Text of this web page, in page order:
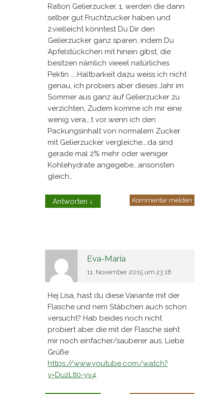
Ration Gelierzucker, 1, werden die dann
selber gut Fruchtzucker haben und
2.vielleicht könntest Du Dir den
Gelierzucker ganz sparen, indem Du
Apfelstückchen mit hinein gibst, die
besitzen nämlich vieeel natürliches
Pektin …..Haltbarkeit dazu weiss ich nicht
genau, ich probiers aber dieses Jahr im
Sommer aus ganz auf Gelierzucker zu
verzichten, Zudem komme ich mir eine
wenig vera….t vor..wenn ich den
Packungsinhalt von normalem Zucker
mit Gelierzucker vergleiche….da sind
gerade mal 2% mehr oder weniger
Kohlehydrate angegebe,..ansonsten
gleich…
Antworten ↓ Kommentar melden
Eva-Maria
11. November 2015 um 23:18
Hej Lisa, hast du diese Variante mit der
Flasche und nem Stäbchen auch schon
versucht? Hab beides noch nicht
probiert aber die mit der Flasche sieht
mir noch einfacher/sauberer aus. Liebe
Grüße
https://www.youtube.com/watch?
v=Du2LtI0-yv4